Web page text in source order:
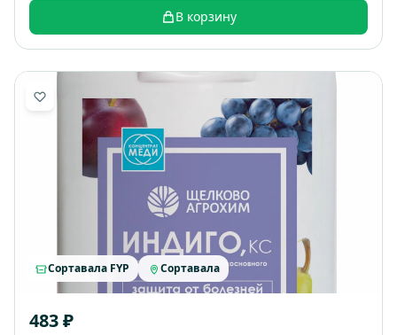
В корзину
Сортавала FYP Сортавала
483 ₽